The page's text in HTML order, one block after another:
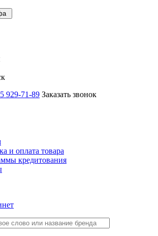
929-71-89 Заказать звонок
и оплата товара
кредитования